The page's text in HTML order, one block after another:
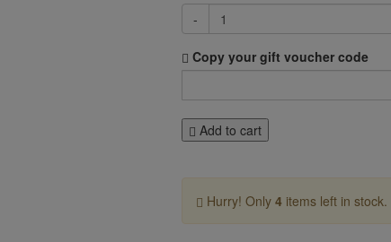
-
Copy your gift voucher code
Add to cart
Hurry! Only 4 items left in stock.